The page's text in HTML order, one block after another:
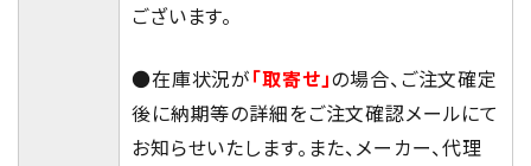
ございます。
●在庫状況が「取寄せ」の場合、ご注文確定
後に納期等の詳細をご注文確認メールにて
お知らせいたします。また、メーカー、代理